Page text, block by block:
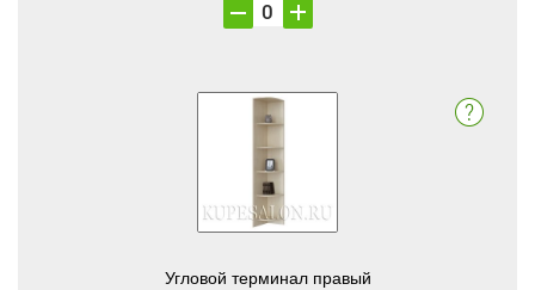
Угловой терминал правый